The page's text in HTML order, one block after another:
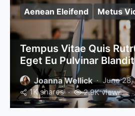
Aenean Eleifend Metus
Tempus Vitae Quis
Eget Eu Pulvinar Blandit
Joanna Wellick
June 28,
1K shares
2.9K views